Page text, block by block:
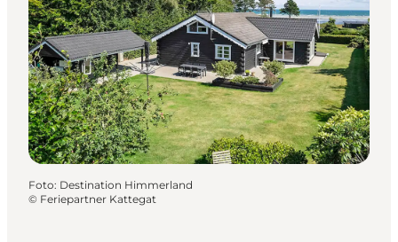
Foto: Destination Himmerland
© Feriepartner Kattegat